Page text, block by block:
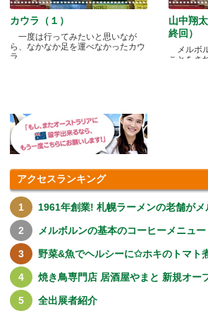
カウラ（１）
一度は行ってみたいと思いなが
ら、なかなか足を運べなかったカウ
ラ.....
山中翔
終回）
メルボ
ことをさ
アクセスランキング
1961年創業! 札幌ラーメンの老舗が
メルボルンの基本のコーヒーメニュー
野菜&魚でヘルシーに✩ホキのトマト
焼き鳥専門店 居酒屋やまと 新規オー
全出展者紹介